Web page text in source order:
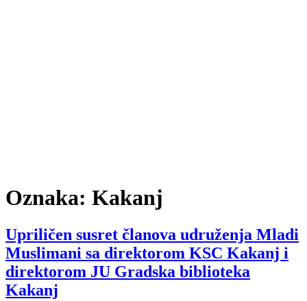
Oznaka: Kakanj
Upriličen susret članova udruženja Mladi
Muslimani sa direktorom KSC Kakanj i
direktorom JU Gradska biblioteka
Kakanj